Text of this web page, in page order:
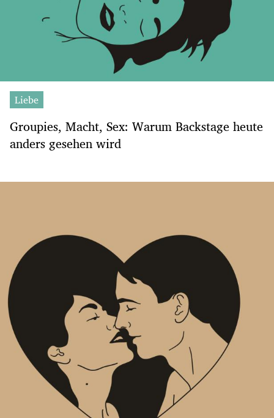
Liebe
Groupies, Macht, Sex: Warum Backstage heute
anders gesehen wird